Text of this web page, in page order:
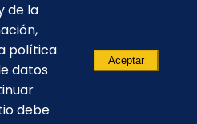
mediante “Lista Corta”
Asociativos
de la
política
datos
debe
Aceptar